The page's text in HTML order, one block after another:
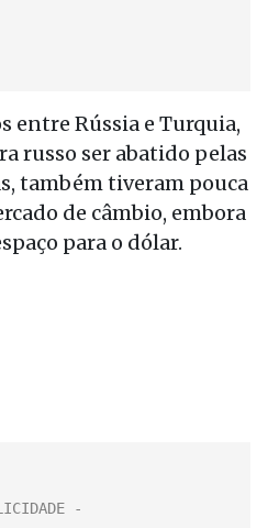
entre Rússia e Turquia,
russo ser abatido pelas
também tiveram pouca
de câmbio, embora
para o dólar.